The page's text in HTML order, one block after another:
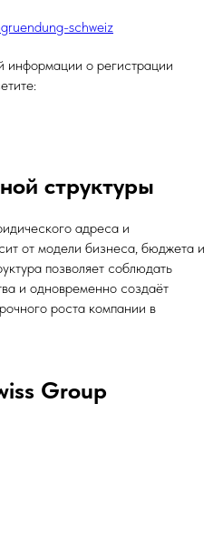
schweiz
информации о регистрации
структуры
адреса и
от модели бизнеса, бюджета и
позволяет соблюдать
и одновременно создаёт
роста компании в
Group